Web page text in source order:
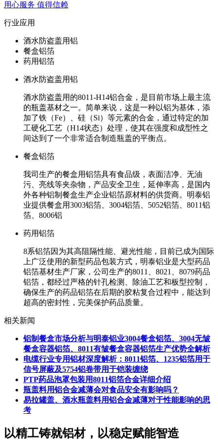
用心服务 值得信赖
行业应用
酒水防盗盖用铝
餐盒铝箔
药用铝箔
酒水防盗盖用铝
​酒水防盗盖用的8011-H14铝合金，是目前市场上最主流
的瓶盖基材之一。简单来说，这是一种以铝为基体，添
加了铁（Fe）、硅（Si）等元素的合金，通过特定的加
工硬化工艺（H14状态）处理，使其在强度和成型性之
间达到了一个非常适合制造瓶盖的平衡点。
餐盒铝箔
我司生产的餐盒用铝箔具有食品级，表面洁净、无油
污、亮线等夹杂物，产品安全卫生，延伸率高，是国内
外各种铝制餐盒生产企业铝箔原材料的供货商。明泰铝
业提供餐盒用3003铝箔、3004铝箔、5052铝箔、8011铝
箔、8006铝
药用铝箔
8系铝箔因为其高阻隔性能、避光性能，目前已成为国际
上广泛使用的新型药品包装方式，明泰铝业是大型药品
铝箔基材生产厂家，公司生产的8011、8021、8079药品
铝箔，都经过严格的针孔检测、除油工艺和板型控制，
确保生产的药品铝箔在后期的胶粘复合过程中，能达到
超高的密封性，完美保护药品质量。
相关新闻
铝制餐盒市场分析与明泰铝业3004餐盒铝箔、3004无皱
餐盒容器铝箔、8011有皱餐盒容器铝箔生产优势全解析
电缆行业专用铝材深度解析：8011铝箔、1235铝箔用于
信号屏蔽及5754铝卷带用于铠装缠绕
PTP药品泡罩包装用8011铝箔合金详细介绍
瓶盖料用铝合金减薄会对食品安全有影响吗？
易拉罐盖、酒水瓶盖料用铝合金减薄对于性能影响的思
考
以精工铸就铝材，以稳定赋能智造